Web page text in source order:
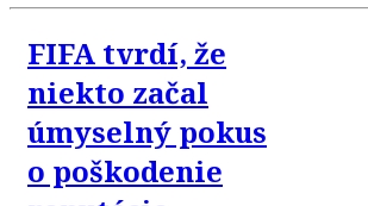
FIFA tvrdí, že
niekto začal
úmyselný pokus
o poškodenie